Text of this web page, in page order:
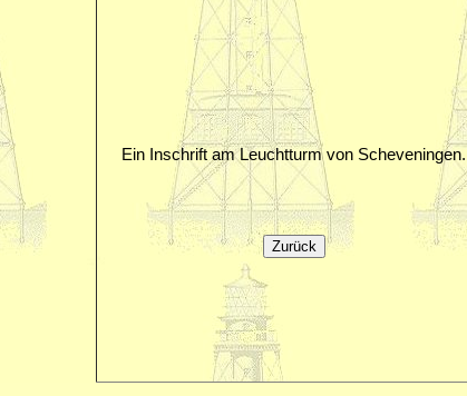
Ein Inschrift am Leuchtturm von Scheveningen.